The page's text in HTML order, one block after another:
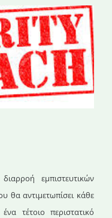
εμπιστευτικών
θα αντιμετωπίσει κάθε
τέτοιο περιστατικό